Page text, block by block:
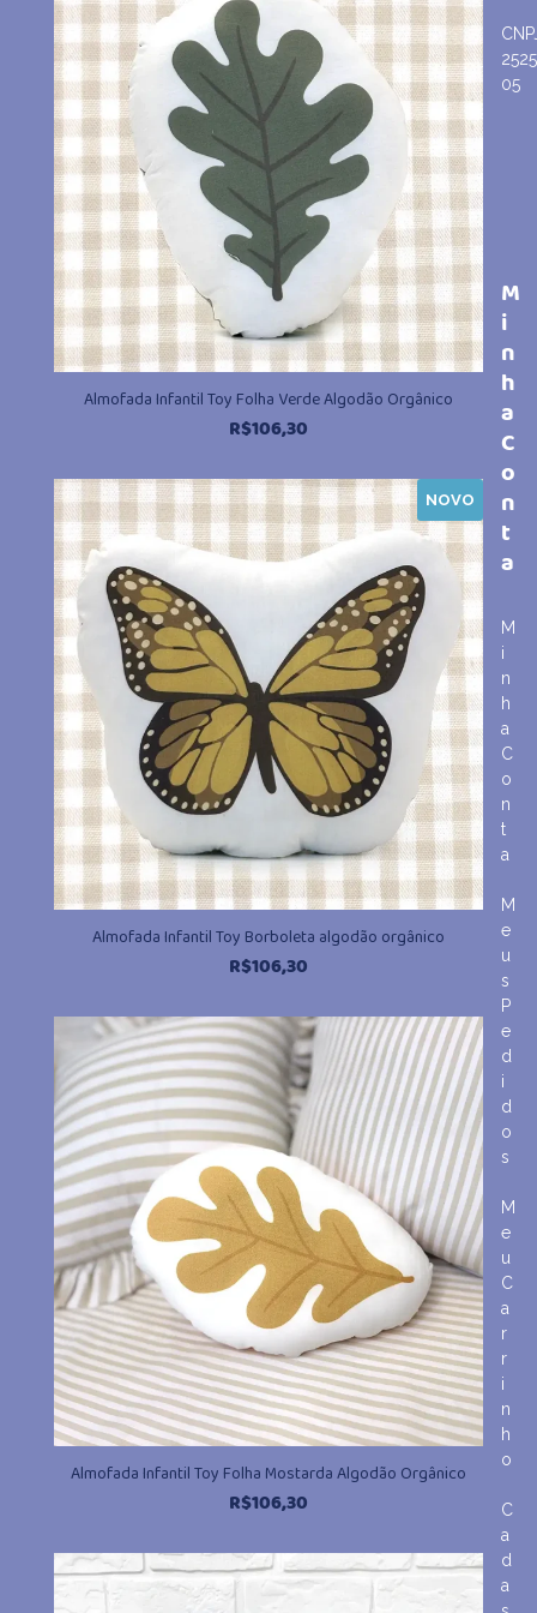
Almofada Infantil Toy Folha Verde Algodão Orgânico
R$106,30
NOVO
Almofada Infantil Toy Borboleta algodão orgânico
R$106,30
Almofada Infantil Toy Folha Mostarda Algodão Orgânico
R$106,30
05
M
i
n
h
a
C
o
n
t
a
M
i
n
h
a
C
o
n
t
a
M
e
u
s
P
e
d
i
d
o
s
M
e
u
C
a
r
r
i
n
h
o
C
a
d
a